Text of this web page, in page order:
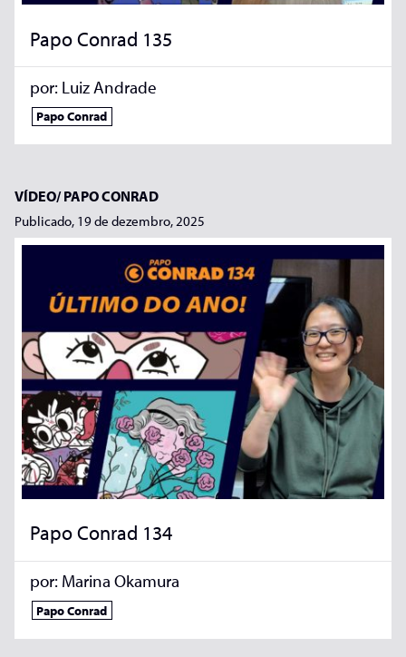
Papo Conrad 135
por: Luiz Andrade
Papo Conrad
VÍDEO/PAPO CONRAD
Publicado, 19 de dezembro, 2025
Papo Conrad 134
por: Marina Okamura
Papo Conrad